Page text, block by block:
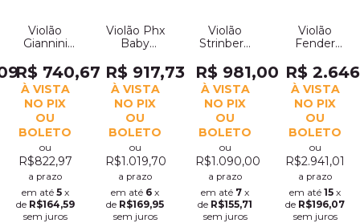
Violão
Giannini
Performance
Elétrico
Natural
Gf-1d Ceq
N (2288)
R$ 740,67
À VISTA
NO PIX
OU
BOLETO
ou
R$822,97
a prazo
em até 5 x
de R$164,59
sem juros
Violão Phx
Baby
Pxb-01
Elétrico
Mahogany
(303)
R$ 917,73
À VISTA
NO PIX
OU
BOLETO
ou
R$1.019,70
a prazo
em até 6 x
de R$169,95
sem juros
Violão
Strinberg
Tos
Tobacco
Fosco
Folk
(1893)
R$ 981,00
À VISTA
NO PIX
OU
BOLETO
ou
R$1.090,00
a prazo
em até 7 x
de R$155,71
sem juros
Violão
Fender
Mahogany
Brilhoso
Fa-135 Ce
(89)
R$
À VISTA
NO PIX
OU
BOLETO
ou
R$2.941,01
a prazo
em até 15 x
de R$196,07
sem juros